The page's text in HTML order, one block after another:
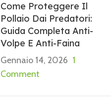
Come Proteggere Il
Pollaio Dai Predatori:
Guida Completa Anti-
Volpe E Anti-Faina
Gennaio 14, 2026 1
Comment